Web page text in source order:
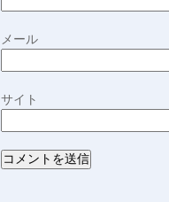
メール
サイト